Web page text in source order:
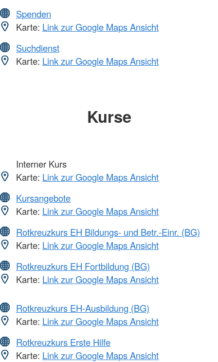
Spenden
Karte: Link zur Google Maps Ansicht
Suchdienst
Karte: Link zur Google Maps Ansicht
Kurse
Interner Kurs
Karte: Link zur Google Maps Ansicht
Kursangebote
Karte: Link zur Google Maps Ansicht
Rotkreuzkurs EH Bildungs- und Betr.-Einr. (BG)
Karte: Link zur Google Maps Ansicht
Rotkreuzkurs EH Fortbildung (BG)
Karte: Link zur Google Maps Ansicht
Rotkreuzkurs EH-Ausbildung (BG)
Karte: Link zur Google Maps Ansicht
Rotkreuzkurs Erste Hilfe
Karte: Link zur Google Maps Ansicht